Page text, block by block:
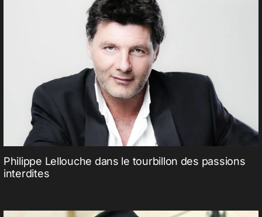
Philippe Lellouche dans le tourbillon des passions
interdites